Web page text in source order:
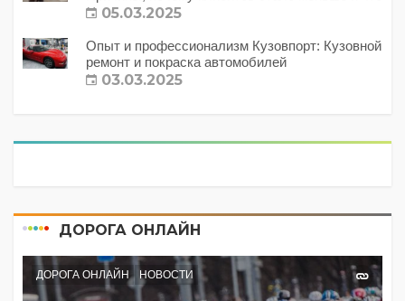
с этим делать?
05.03.2025
Опыт и профессионализм Кузовпорт: Кузовной
ремонт и покраска автомобилей
03.03.2025
ДОРОГА ОНЛАЙН
ДОРОГА ОНЛАЙН НОВОСТИ